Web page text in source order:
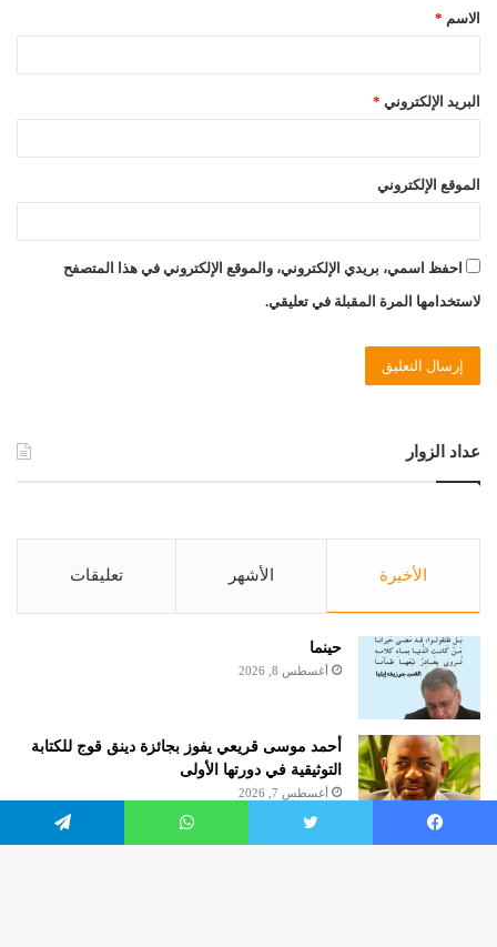
*الاسم *
البريد الإلكتروني *
الموقع الإلكتروني
احفظ اسمي، بريدي الإلكتروني، والموقع الإلكتروني في هذا المتصفح
لاستخدامها المرة المقبلة في تعليقي.
عداد الزوار
الأخيرة الأشهر تعليقات
حينما
أغسطس 8, 2026
أحمد موسى قريعي يفوز بجائزة دينق قوج للكتابة
التوثيقية في دورتها الأولى
أغسطس 7, 2026
السؤال الطّعين فيسبوك تويتر واتساب تيلقرام